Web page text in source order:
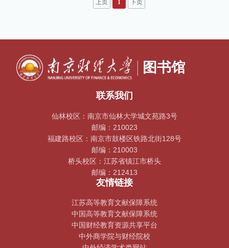
上页 1 下页
联系我们
仙林校区：南京市仙林大学城文苑路3号
邮编：210023
福建路校区：南京市鼓楼区铁路北街128号
邮编：210003
桥头校区：江苏省镇江市桥头
邮编：212413
友情链接
江苏高等教育文献保障系统
中国高等教育文献保障系统
中国财经教育资源共享平台
中外商学院与财经院校